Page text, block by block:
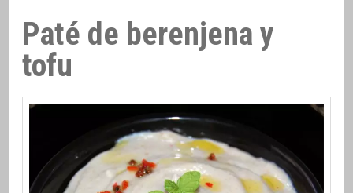
Paté de berenjena y
tofu